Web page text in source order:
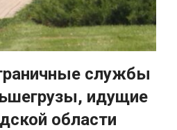
службы
идущие
области